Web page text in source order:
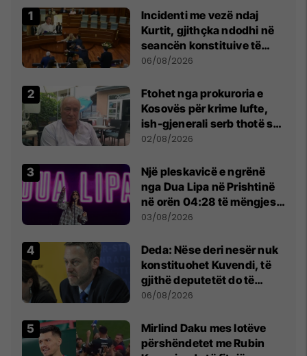
Incidenti me vezë ndaj
Kurtit, gjithçka ndodhi në
seancën konstituive të
Kuvendit
06/08/2026
Ftohet nga prokuroria e
Kosovës për krime lufte,
ish-gjenerali serb thotë se
dikush e tradhtoi në
02/08/2026
Një pleskavicë e ngrënë
nga Dua Lipa në Prishtinë
në orën 04:28 të mëngjesit
- dhe bota digjitale serbe
03/08/2026
Deda: Nëse deri nesër nuk
konstituohet Kuvendi, të
gjithë deputetët do të
bëjnë shkelje të rëndë
06/08/2026
Mirlind Daku mes lotëve
përshëndetet me Rubin